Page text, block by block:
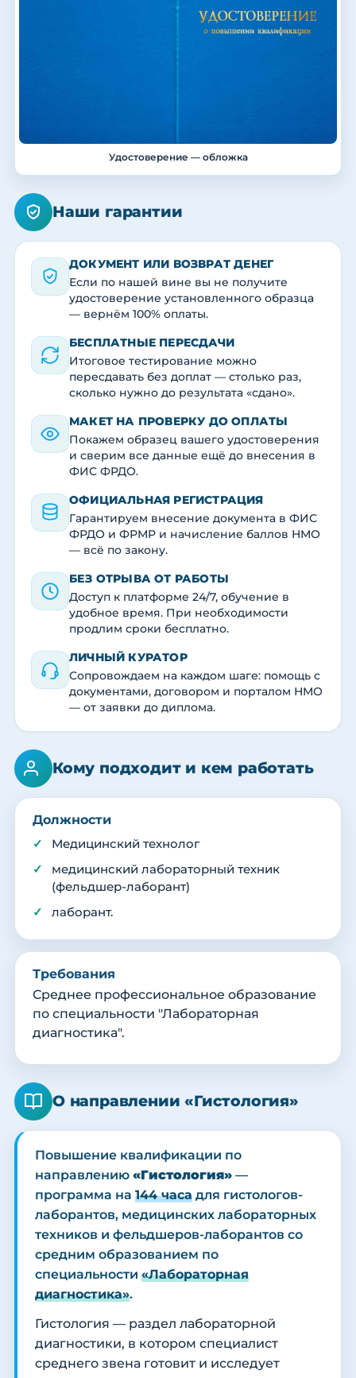
Удостоверение — обложка
Наши гарантии
ДОКУМЕНТ ИЛИ ВОЗВРАТ ДЕНЕГ
Если по нашей вине вы не получите
удостоверение установленного образца
— вернём 100% оплаты.
БЕСПЛАТНЫЕ ПЕРЕСДАЧИ
Итоговое тестирование можно
пересдавать без доплат — столько раз,
сколько нужно до результата «сдано».
МАКЕТ НА ПРОВЕРКУ ДО ОПЛАТЫ
Покажем образец вашего удостоверения
и сверим все данные ещё до внесения в
ФИС ФРДО.
ОФИЦИАЛЬНАЯ РЕГИСТРАЦИЯ
Гарантируем внесение документа в ФИС
ФРДО и ФРМР и начисление баллов НМО
— всё по закону.
БЕЗ ОТРЫВА ОТ РАБОТЫ
Доступ к платформе 24/7, обучение в
удобное время. При необходимости
продлим сроки бесплатно.
ЛИЧНЫЙ КУРАТОР
Сопровождаем на каждом шаге: помощь с
документами, договором и порталом НМО
— от заявки до диплома.
Кому подходит и кем работать
Должности
Медицинский технолог
медицинский лабораторный техник
(фельдшер-лаборант)
лаборант.
Требования
Среднее профессиональное образование
по специальности "Лабораторная
диагностика".
О направлении «Гистология»
Повышение квалификации по
направлению «Гистология» —
программа на 144 часа для гистологов-
лаборантов, медицинских лабораторных
техников и фельдшеров-лаборантов со
средним образованием по
специальности «Лабораторная
диагностика».
Гистология — раздел лабораторной
диагностики, в котором специалист
среднего звена готовит и исследует